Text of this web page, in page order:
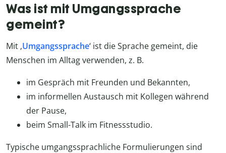
Was ist mit Umgangssprache
gemeint?
Mit ‚Umgangssprache‘ ist die Sprache gemeint, die
Menschen im Alltag verwenden, z. B.
im Gespräch mit Freunden und Bekannten,
im informellen Austausch mit Kollegen während
der Pause,
beim Small-Talk im Fitnessstudio.
Typische umgangssprachliche Formulierungen sind